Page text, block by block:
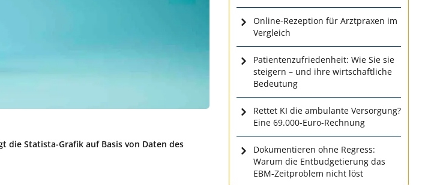
die Statista-Grafik auf Basis von Daten des
Online-Rezeption für Arztpraxen im
Vergleich
Patientenzufriedenheit: Wie Sie sie
steigern – und ihre wirtschaftliche
Bedeutung
Rettet KI die ambulante Versorgung?
Eine 69.000-Euro-Rechnung
Dokumentieren ohne Regress:
Warum die Entbudgetierung das
EBM-Zeitproblem nicht löst